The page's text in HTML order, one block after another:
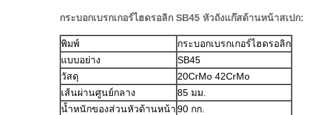
กระบอกเบรกเกอร์ไฮดรอลิก SB45 หัวถังแก๊สด้านหน้าสเปก:
พิมพ์
กระบอกเบรกเกอร์ไฮดรอลิก
แบบอย่าง
SB45
วัสดุ
20CrMo 42CrMo
เส้นผ่านศูนย์กลาง
85 มม.
น้ำหนักของส่วนหัวด้านหน้า90 กก.